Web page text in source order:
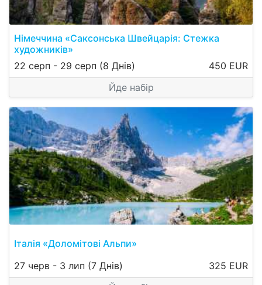
Німеччина «Саксонська Швейцарія: Стежка
художників»
22 серп - 29 серп (8 Днів)
450 EUR
Йде набір
Італія «Доломітові Альпи»
27 черв - 3 лип (7 Днів)
325 EUR